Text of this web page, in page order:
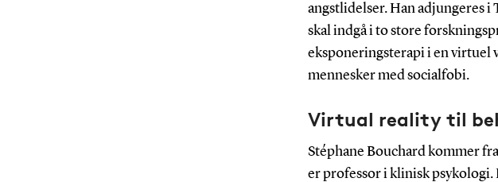
angstlidelser. Han adjungeres i
skal indgå i to store
eksponeringsterapi i en virtuel
mennesker med socialfobi.
Virtual reality til
Stéphane Bouchard kommer
er professor i klinisk psykologi.